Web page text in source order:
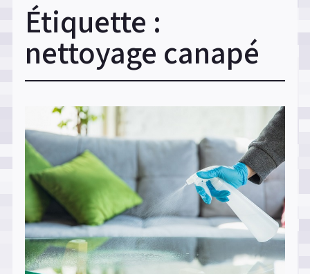
Étiquette :
nettoyage canapé